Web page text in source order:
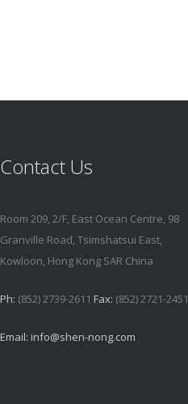
Contact Us
Room 209, 2/F, East Ocean Centre, 98
Granville Road, Tsimshatsui East,
Kowloon, Hong Kong SAR China
Ph: (852) 2739-2611 Fax: (852) 2721-2451
Email: info@shen-nong.com